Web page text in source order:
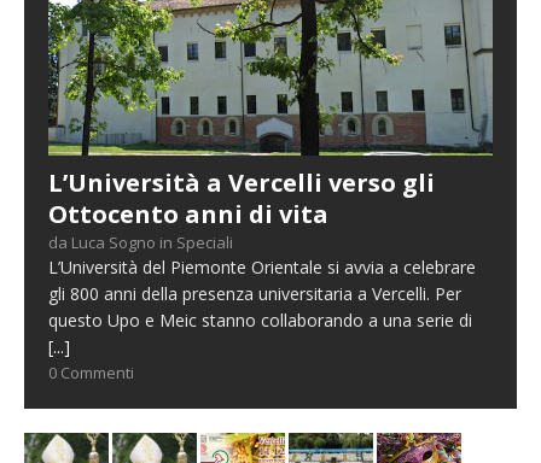
L’Università a Vercelli verso gli
Ottocento anni di vita
da Luca Sogno in Speciali
L’Università del Piemonte Orientale si avvia a celebrare
gli 800 anni della presenza universitaria a Vercelli. Per
questo Upo e Meic stanno collaborando a una serie di
[...]
0 Commenti